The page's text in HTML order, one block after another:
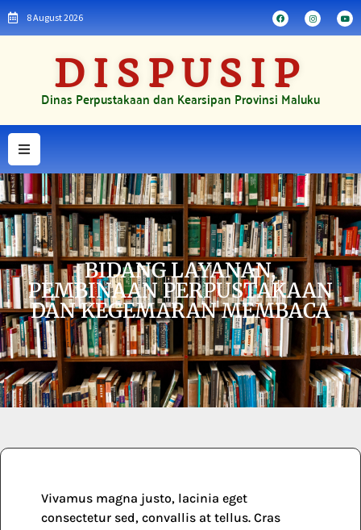
8 August 2026
DISPUSIP
Dinas Perpustakaan dan Kearsipan Provinsi Maluku
BIDANG LAYANAN,
PEMBINAAN PERPUSTAKAAN
DAN KEGEMARAN MEMBACA
Vivamus magna justo, lacinia eget
consectetur sed, convallis at tellus. Cras